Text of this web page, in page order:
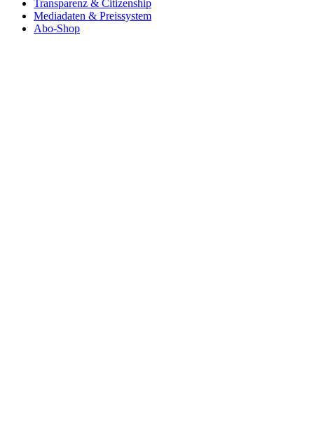
Transparenz & Citizenship
Mediadaten & Preissystem
Abo-Shop